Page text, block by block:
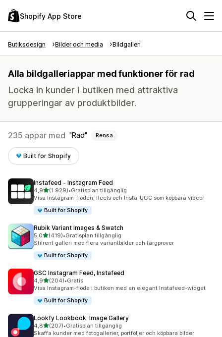
Shopify App Store
Butiksdesign Bilder och media Bildgalleri
Alla bildgalleriappar med funktioner för rad
Locka in kunder i butiken med attraktiva
grupperingar av produktbilder.
235 appar med Rad Rensa
Built for Shopify
Instafeed ‑ Instagram Feed
4,9av 5 stjärnor
(1 929)
1929 recensioner totalt
•Gratisplan tillgänglig
Visa Instagram-flöden, Reels och Insta-UGC som köpbara videor
Built for Shopify
Rubik Variant Images & Swatch
5,0av 5 stjärnor
(419)
419 recensioner totalt
•Gratisplan tillgänglig
Stilrent galleri med flera variantbilder och färgprover
Built for Shopify
GSC Instagram Feed, Instafeed
4,9av 5 stjärnor
(204)
204 recensioner totalt
•Gratis
Visa Instagram-flöde i butiken med en elegant Instafeed-widget
Built for Shopify
Lookfy Lookbook: Image Gallery
4,8av 5 stjärnor
(207)
207 recensioner totalt
•Gratisplan tillgänglig
Skaffa kunder med fotogallerier, portföljer och köpbara bilder